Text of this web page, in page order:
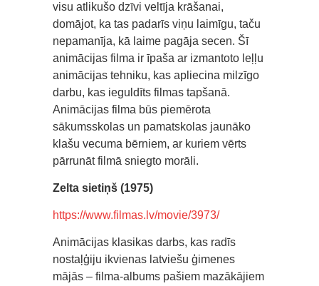
visu atlikušo dzīvi veltīja krāšanai,
domājot, ka tas padarīs viņu laimīgu, taču
nepamanīja, kā laime pagāja secen. Šī
animācijas filma ir īpaša ar izmantoto leļļu
animācijas tehniku, kas apliecina milzīgo
darbu, kas ieguldīts filmas tapšanā.
Animācijas filma būs piemērota
sākumsskolas un pamatskolas jaunāko
klašu vecuma bērniem, ar kuriem vērts
pārrunāt filmā sniegto morāli.
Zelta sietiņš (1975)
https://www.filmas.lv/movie/3973/
Animācijas klasikas darbs, kas radīs
nostaļģiju ikvienas latviešu ģimenes
mājās – filma-albums pašiem mazākājiem